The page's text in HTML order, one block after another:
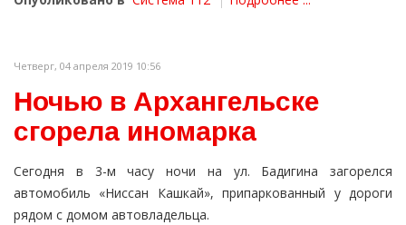
Четверг, 04 апреля 2019 10:56
Ночью в Архангельске
сгорела иномарка
Сегодня в 3-м часу ночи на ул. Бадигина загорелся
автомобиль «Ниссан Кашкай», припаркованный у дороги
рядом с домом автовладельца.